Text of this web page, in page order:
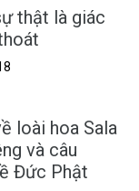
thật là giác
loài hoa Sala
và câu
Đức Phật